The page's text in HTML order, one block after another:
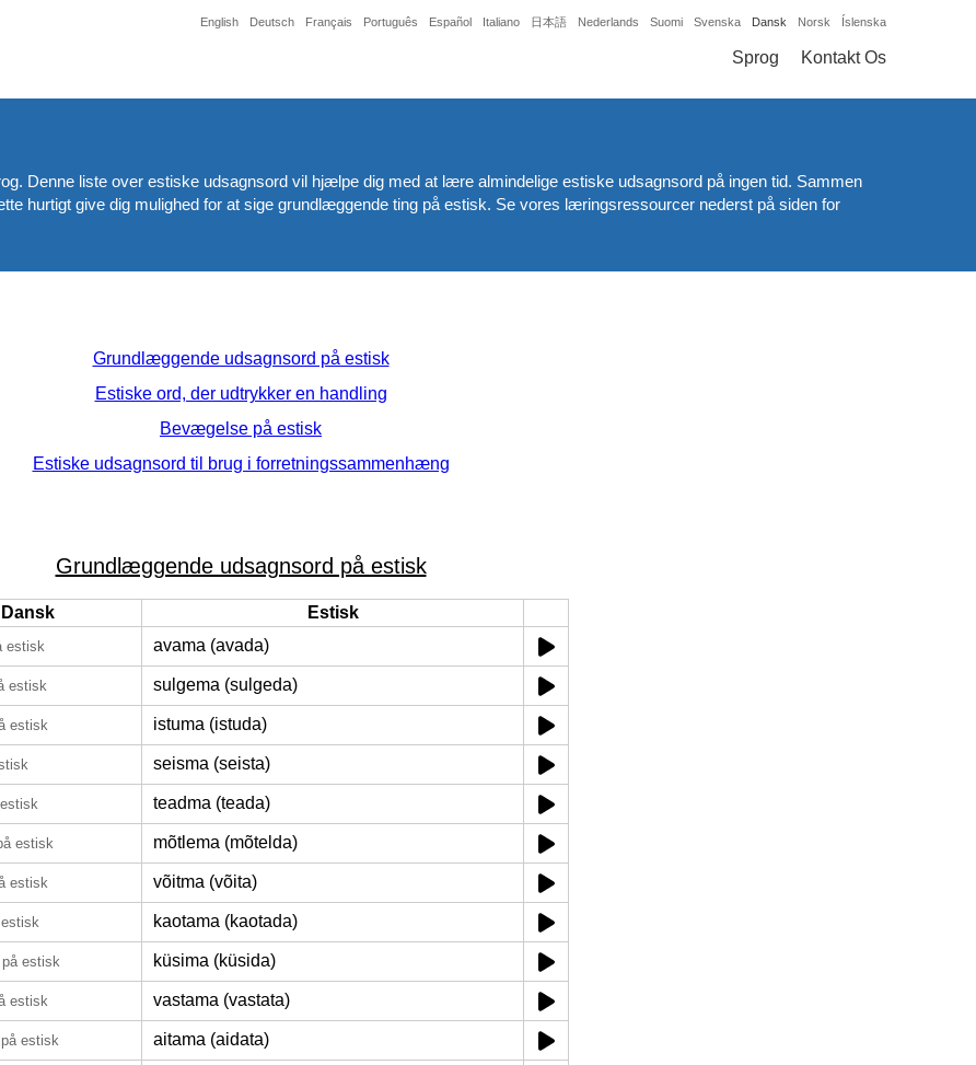
English Deutsch Français Português Español Italiano 日本語 Nederlands Suomi Svenska Dansk Norsk Íslenska
Sprog Kontakt Os
Denne liste over estiske udsagnsord vil hjælpe dig med at lære almindelige estiske udsagnsord på ingen tid. Sammen
hurtigt give dig mulighed for at sige grundlæggende ting på estisk. Se vores læringsressourcer nederst på siden for
Grundlæggende udsagnsord på estisk
Estiske ord, der udtrykker en handling
Bevægelse på estisk
Estiske udsagnsord til brug i forretningssammenhæng
Grundlæggende udsagnsord på estisk
Dansk
Estisk
estisk avama (avada)
estisk sulgema (sulgeda)
estisk istuma (istuda)
seisma (seista)
teadma (teada)
estisk mõtlema (mõtelda)
estisk võitma (võita)
kaotama (kaotada)
på estisk küsima (küsida)
estisk vastama (vastata)
på estisk aitama (aidata)